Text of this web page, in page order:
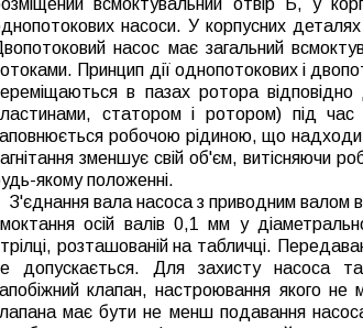
насоси. У корпусних
насос має загальний
Принцип дії однопотокових і
в пазах ротора
статором і ротором) під час
робочою рідиною, що
зменшує свій об'єм, витісняючи
якому положенні.
З'єднання вала насоса з приводним валом
осій валів 0,1 мм у
розташованій на табличці.
допускається.
Для захисту насоса та
клапан, настроювання якого
має бути не менш подавання